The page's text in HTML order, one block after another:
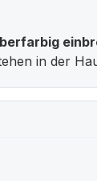
in der